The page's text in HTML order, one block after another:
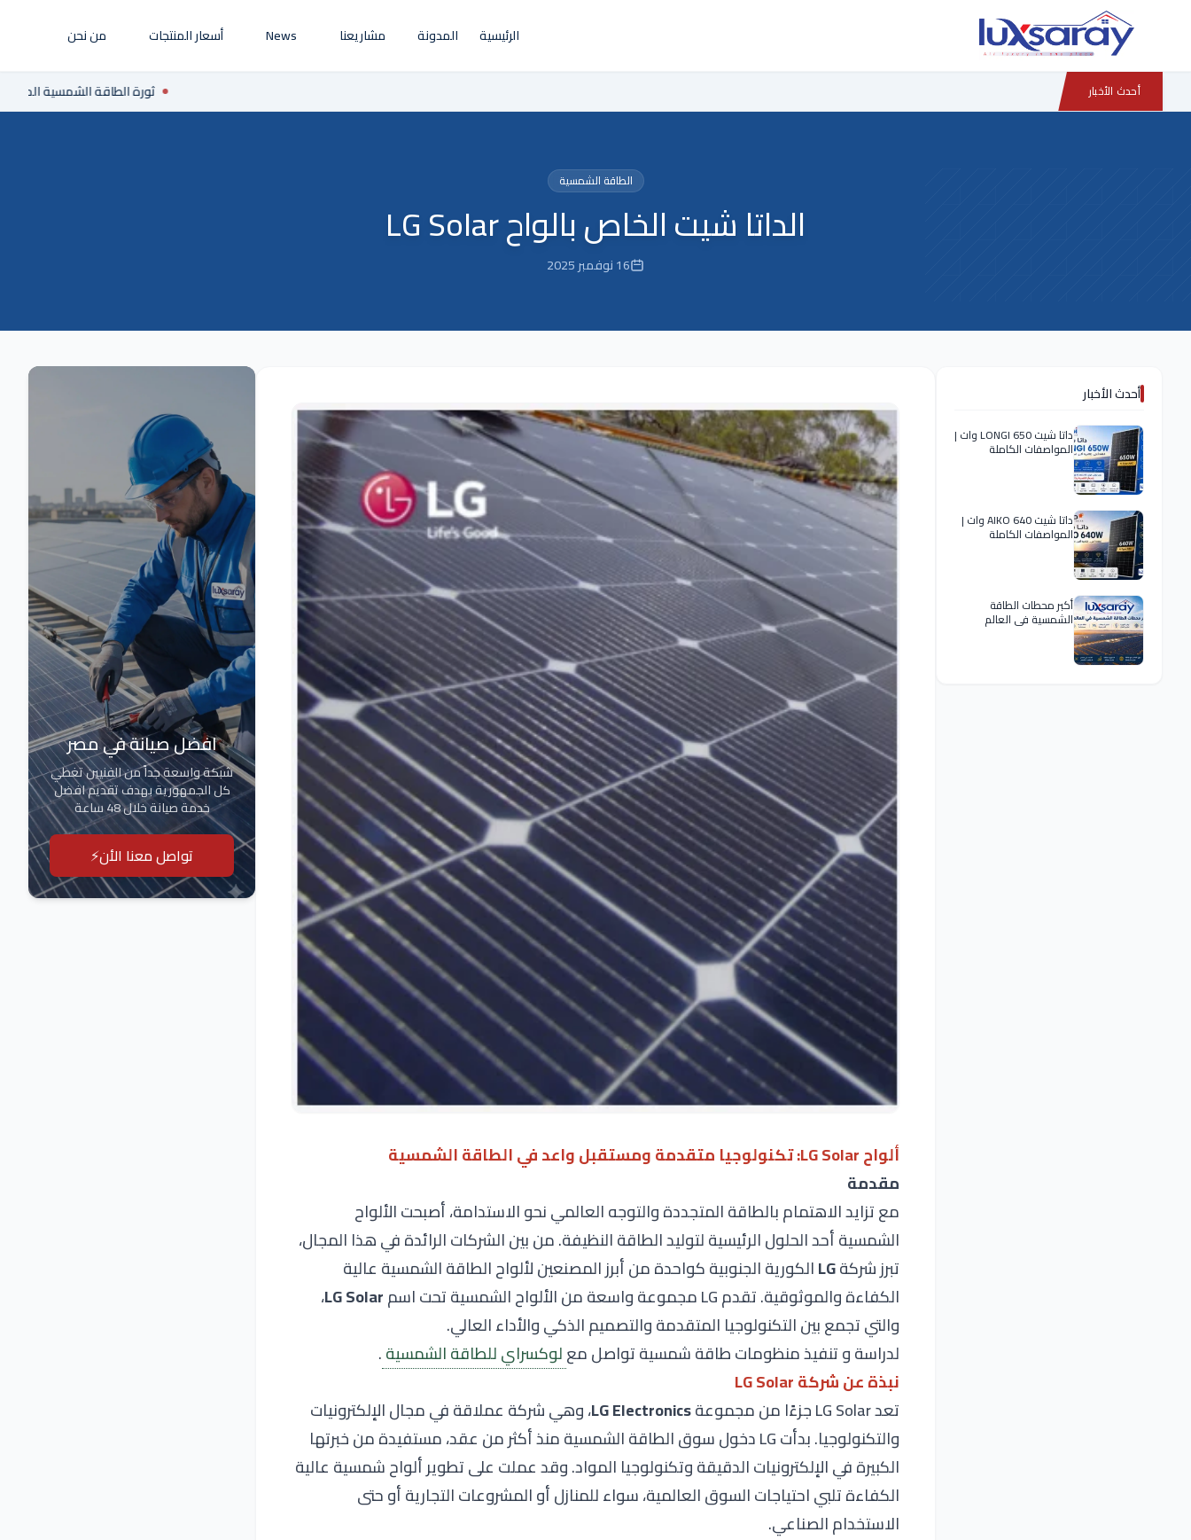
الرئيسية المدونة مشاريعنا News أسعار المنتجات من نحن
أحدث الأخبار ثورة الطاقة الشمسية المتجددة
الطاقة الشمسية
الداتا شيت الخاص بالواح LG Solar
16 نوفمبر 2025
أحدث الأخبار
داتا شيت LONGI 650 وات |
المواصفات الكاملة
داتا شيت AIKO 640 وات |
المواصفات الكاملة
أكبر محطات الطاقة
الشمسية في العالم
ألواح
مقدمة
مع تزايد الاهتمام بالطاقة المتجددة والتوجه العالمي نحو الاستدامة، أصبحت الألواح
الشمسية أحد الحلول الرئيسية لتوليد الطاقة النظيفة. من بين الشركات الرائدة في هذا المجال،
تبرز شركةLGالكورية الجنوبية كواحدة من أبرز المصنعين لألواح الطاقة الشمسية عالية
الكفاءة والموثوقية. تقدم LG مجموعة واسعة من الألواح الشمسية تحت اسم
LG Solar،
والتي تجمع بين التكنولوجيا المتقدمة والتصميم الذكي والأداء العالي.
لدراسة و تنفيذ منظومات طاقة شمسية تواصل معلوكسراي للطاقة الشمسية.
نبذة عن شركة
تعد
LG Electronics، وهي شركة عملاقة في مجال الإلكترونيات
والتكنولوجيا. بدأت LG دخول سوق الطاقة الشمسية منذ أكثر من عقد، مستفيدة من خبرتها
الكبيرة في الإلكترونيات الدقيقة وتكنولوجيا المواد. وقد عملت على تطوير ألواح شمسية عالية
الكفاءة تلبي احتياجات السوق العالمية، سواء للمنازل أو المشروعات التجارية أو حتى
الاستخدام الصناعي.
افضل صيانة في مصر
شبكة واسعة جداً من الفنيين تغطي
كل الجمهورية بهدف تقديم افضل
خدمة صيانة خلال 48 ساعة
تواصل معنا الأن⚡